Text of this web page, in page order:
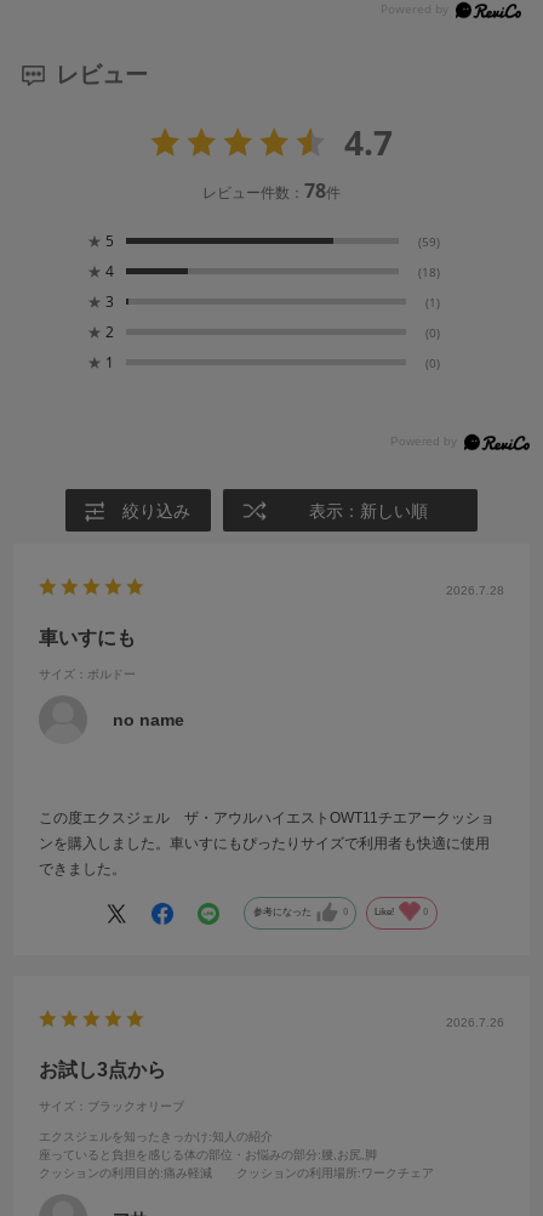
レビュー
4.7
レビュー件数： 78件
★ 5 (59)
★ 4 (18)
★ 3 (1)
★ 2 (0)
★ 1 (0)
絞り込み 表示：新しい順
2026.7.28
車いすにも
サイズ：ボルドー
no name
この度エクスジェル ザ・アウルハイエストOWT11チエアークッショ
ンを購入しました。車いすにもぴったりサイズで利用者も快適に使用
できました。
参考になった 0 Like! 0
2026.7.26
お試し3点から
サイズ：ブラックオリーブ
エクスジェルを知ったきっかけ :知人の紹介
座っていると負担を感じる体の部位・お悩みの部分:腰,お尻,脚
クッションの利用目的:痛み軽減 クッションの利用場所:ワークチェア